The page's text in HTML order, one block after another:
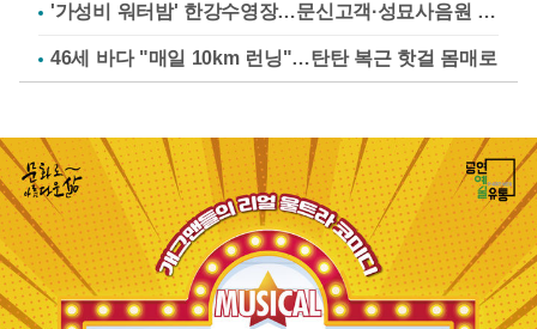
'가성비 워터밤' 한강수영장…문신고객·성묘사음원 민원
46세 바다 "매일 10km 런닝"…탄탄 복근 핫걸 몸매로